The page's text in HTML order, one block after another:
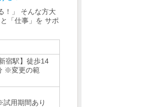
！」 そんな方大
「仕事」を サポ
宿駅】徒歩14
※変更の範
用期間あり